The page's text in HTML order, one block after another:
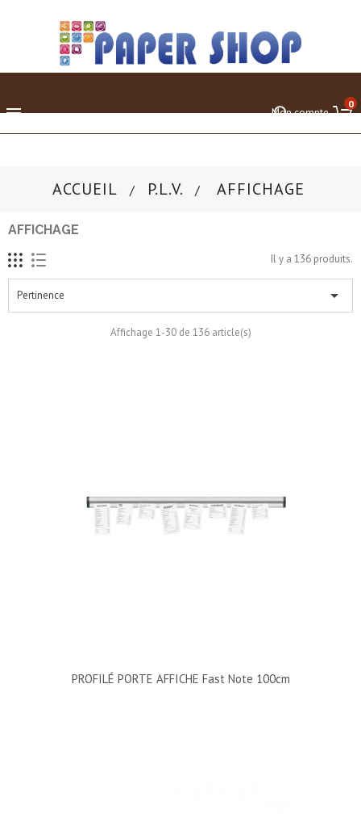
 0
Mon compte
ACCUEIL P.L.V. AFFICHAGE
AFFICHAGE
Il y a 136 produits.
Pertinence 
Affichage 1-30 de 136 article(s)
PROFILÉ PORTE AFFICHE Fast Note 100cm